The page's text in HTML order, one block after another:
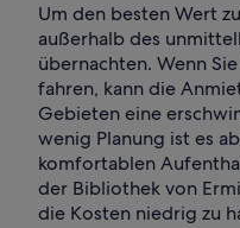
Um den besten Wert
außerhalb des
übernachten. Wenn
fahren, kann die
Gebieten eine
wenig Planung ist es
komfortablen
der Bibliothek von
die Kosten niedrig zu